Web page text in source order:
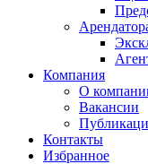
Компания
О
Вакансии
Контакты
Избранное